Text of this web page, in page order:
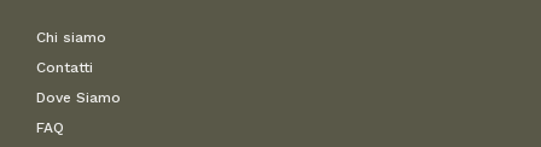
Chi siamo
Contatti
Dove Siamo
FAQ